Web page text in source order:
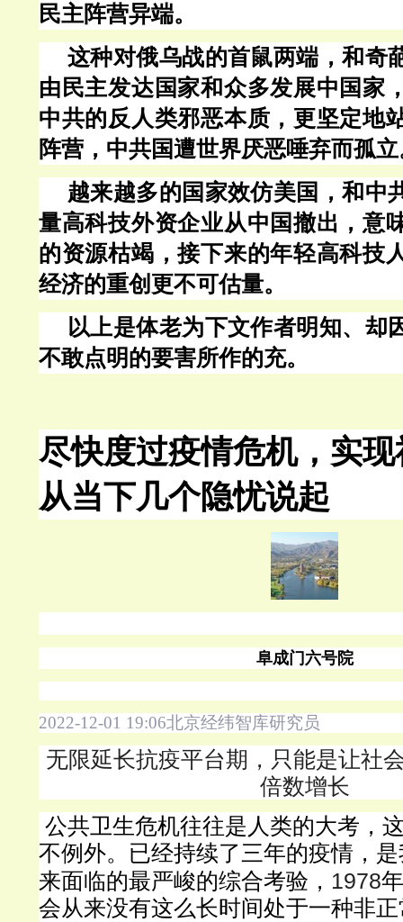
民主阵营异端。
这种对俄乌战的首鼠两端，和奇
由民主发达国家和众多发展中国家
中共的反人类邪恶本质，更坚定地
阵营，中共国遭世界厌恶唾弃而孤
越来越多的国家效仿美国，和中
量高科技外资企业从中国撤出，意
的资源枯竭，接下来的年轻高科技
经济的重创更不可估量。
以上是体老为下文作者明知、却
不敢点明的要害所作的充。
尽快度过疫情危机，实
从当下几个隐忧说起
阜成门六号院
2022-12-01 19:06北京经纬智库研究员
无限延长抗疫平台期，只能是让社
倍数增长
公共卫生危机往往是人类的大考，
不例外。已经持续了三年的疫情，
来面临的最严峻的综合考验， 1978
会从来没有这么长时间处于一种非